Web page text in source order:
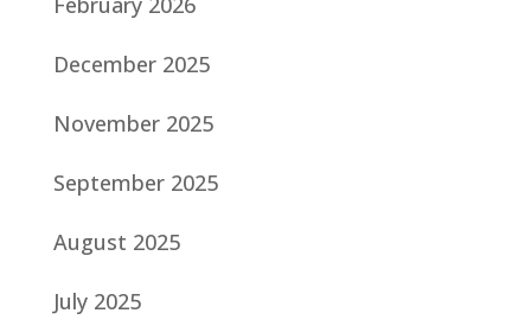
December 2025
November 2025
September 2025
August 2025
July 2025